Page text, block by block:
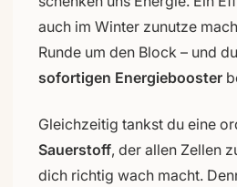
auch im Winter zunutze
Runde um den Block – und
sofortigen Energiebooster
Gleichzeitig tankst du eine
Sauerstoff, der allen Zellen
dich richtig wach macht.